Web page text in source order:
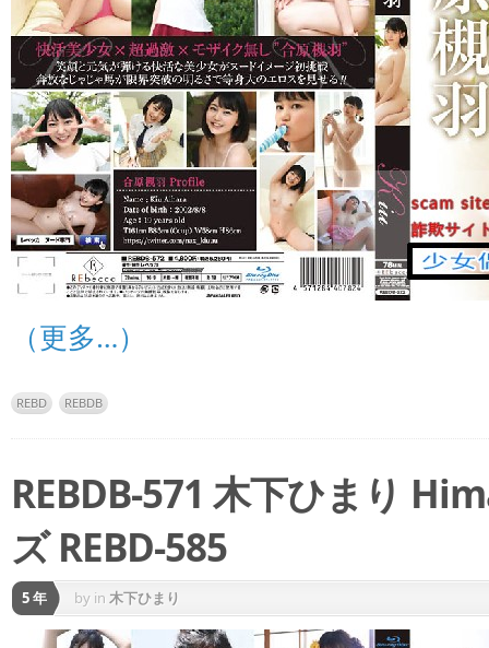
（更多…）
REBD REBDB
REBDB-571 木下ひまり
ズ REBD-585
5 年 by in 木下ひまり